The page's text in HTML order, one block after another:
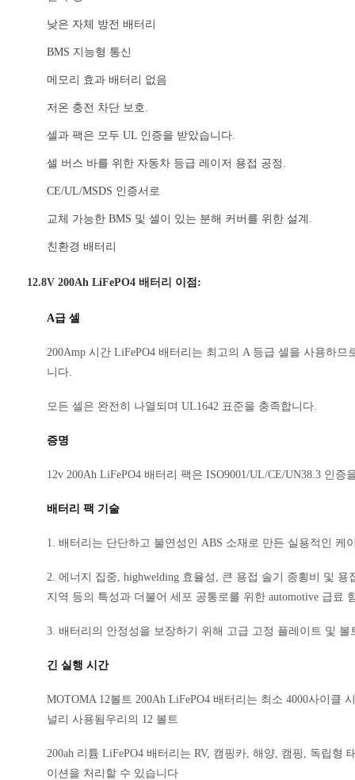
낮은 자체 방전 배터리
BMS 지능형 통신
메모리 효과 배터리 없음
저온 충전 차단 보호.
셀과 팩은 모두 UL 인증을 받았습니다.
셀 버스 바를 위한 자동차 등급 레이저 용접 공정.
CE/UL/MSDS 인증서로
교체 가능한 BMS 및 셀이 있는 분해 커버를 위한 설계.
친환경 배터리
12.8V 200Ah LiFePO4 배터리 이점:
A급 셀
200Amp 시간 LiFePO4 배터리는 최고의 A 등급 셀을 사용하
니다.
모든 셀은 완전히 나열되며 UL1642 표준을 충족합니다.
증명
12v 200Ah LiFePO4 배터리 팩은 ISO9001/UL/CE/UN38.3 인증
배터리 팩 기술
1. 배터리는 단단하고 불연성인 ABS 소재로 만든 실용적인 케
2. 에너지 집중, highwelding 효율성, 큰 용접 솔기 종횡비 및
지역 등의 특성과 더불어 세포 공통로를 위한 automotive 급료
3. 배터리의 안정성을 보장하기 위해 고급 고정 플레이트 및 볼
긴 실행 시간
MOTOMA 12볼트 200Ah LiFePO4 배터리는 최소 4000사이클
널리 사용됨우리의 12 볼트
200ah 리튬 LiFePO4 배터리는 RV, 캠핑카, 해양, 캠핑, 독립형
이션을 처리할 수 있습니다